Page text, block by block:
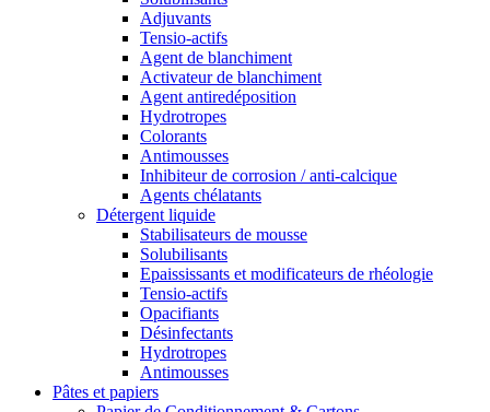
Adjuvants
Tensio-actifs
Agent de blanchiment
Activateur de blanchiment
Agent antiredéposition
Hydrotropes
Colorants
Antimousses
Inhibiteur de corrosion / anti-calcique
Agents chélatants
Détergent liquide
Stabilisateurs de mousse
Solubilisants
Epaississants et modificateurs de rhéologie
Tensio-actifs
Opacifiants
Désinfectants
Hydrotropes
Antimousses
Pâtes et papiers